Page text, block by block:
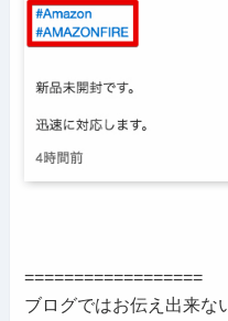
==================
ブログではお伝え出来な